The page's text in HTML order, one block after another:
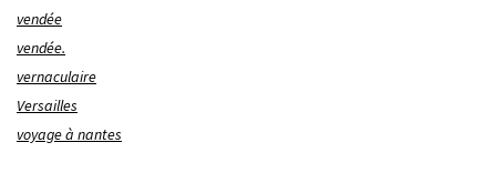
vendée
vendée.
vernaculaire
Versailles
voyage à nantes